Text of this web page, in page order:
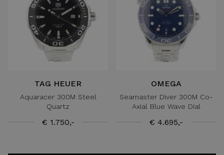
TAG HEUER
Aquaracer 300M Steel
Quartz
€ 1.750,-
OMEGA
Seamaster Diver 300M Co-
Axial Blue Wave Dial
€ 4.695,-